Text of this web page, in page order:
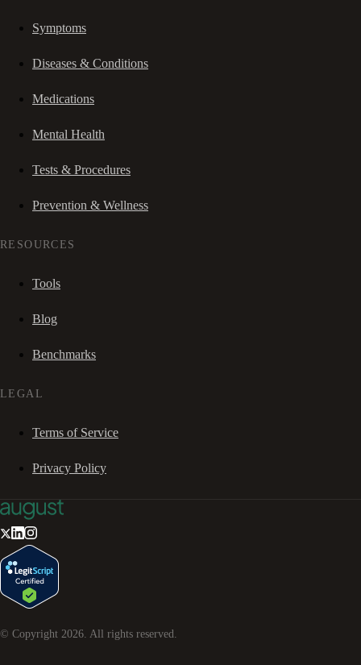
Symptoms
Diseases & Conditions
Medications
Mental Health
Tests & Procedures
Prevention & Wellness
RESOURCES
Tools
Blog
Benchmarks
LEGAL
Terms of Service
Privacy Policy
© Copyright 2026 . All rights reserved.